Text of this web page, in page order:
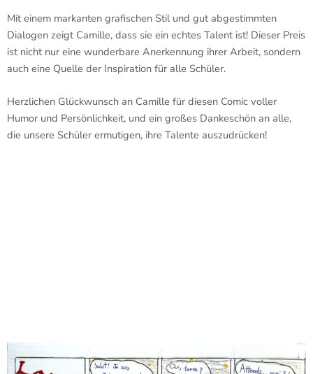
Mit einem markanten grafischen Stil und gut abgestimmten
Dialogen zeigt Camille, dass sie ein echtes Talent ist! Dieser Preis
ist nicht nur eine wunderbare Anerkennung ihrer Arbeit, sondern
auch eine Quelle der Inspiration für alle Schüler.
Herzlichen Glückwunsch an Camille für diesen Comic voller
Humor und Persönlichkeit, und ein großes Dankeschön an alle,
die unsere Schüler ermutigen, ihre Talente auszudrücken!